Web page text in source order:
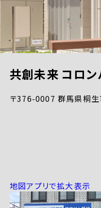
共創未来 コロン
〒376-0007 群馬県桐
地図アプリで拡大表示